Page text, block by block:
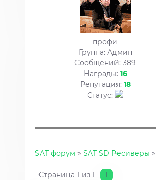
профи
Группа: Админ
Сообщений: 389
Награды: 16
Репутация: 18
Статус:
SAT форум » SAT SD Ресиверы »
Страница 1 из 1 1